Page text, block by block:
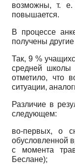
возможны, т. е.
повышается.
В процессе
получены
Так, 9 %
средней
отметило, что
ситуации,
Различие в
следующем:
во-первых, о
обусловленной
с момента
Беслане);